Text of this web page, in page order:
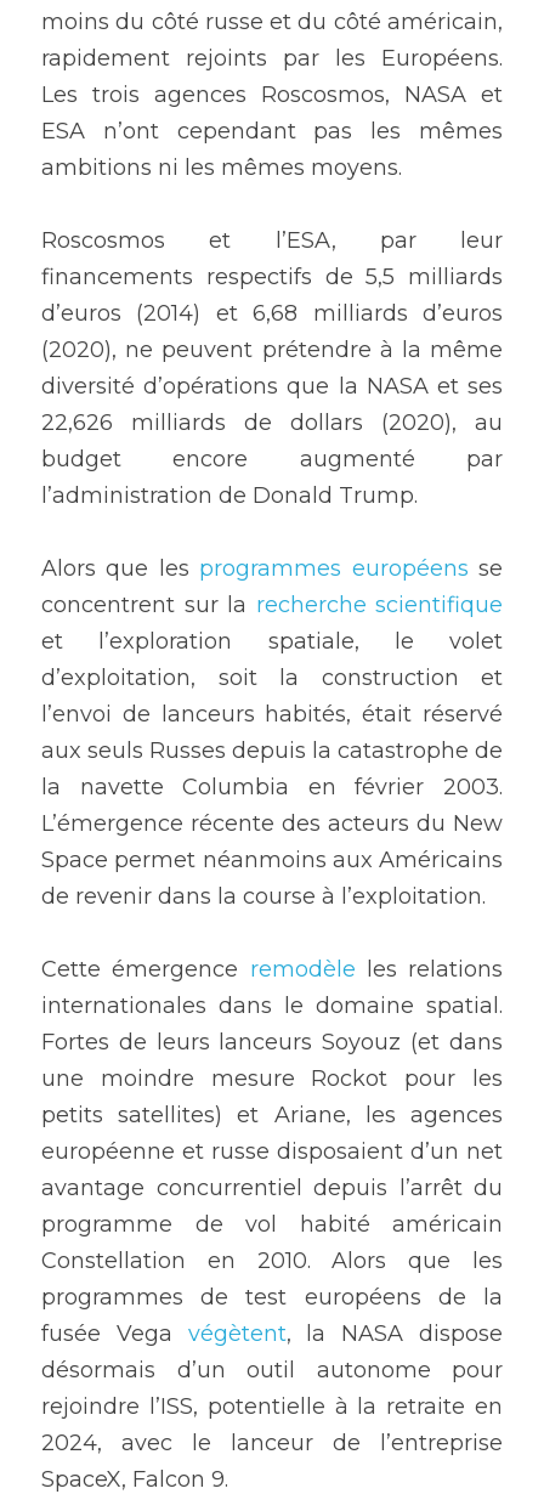
moins du côté russe et du côté américain,
rapidement rejoints par les Européens.
Les trois agences Roscosmos, NASA et
ESA n’ont cependant pas les mêmes
ambitions ni les mêmes moyens.
Roscosmos et l’ESA, par leur
financements respectifs de 5,5 milliards
d’euros (2014) et 6,68 milliards d’euros
(2020), ne peuvent prétendre à la même
diversité d’opérations que la NASA et ses
22,626 milliards de dollars (2020), au
budget encore augmenté par
l’administration de Donald Trump.
Alors que les programmes européens se
concentrent sur la recherche scientifique
et l’exploration spatiale, le volet
d’exploitation, soit la construction et
l’envoi de lanceurs habités, était réservé
aux seuls Russes depuis la catastrophe de
la navette Columbia en février 2003.
L’émergence récente des acteurs du New
Space permet néanmoins aux Américains
de revenir dans la course à l’exploitation.
Cette émergence remodèle les relations
internationales dans le domaine spatial.
Fortes de leurs lanceurs Soyouz (et dans
une moindre mesure Rockot pour les
petits satellites) et Ariane, les agences
européenne et russe disposaient d’un net
avantage concurrentiel depuis l’arrêt du
programme de vol habité américain
Constellation en 2010. Alors que les
programmes de test européens de la
fusée Vega végètent, la NASA dispose
désormais d’un outil autonome pour
rejoindre l’ISS, potentielle à la retraite en
2024, avec le lanceur de l’entreprise
SpaceX, Falcon 9.